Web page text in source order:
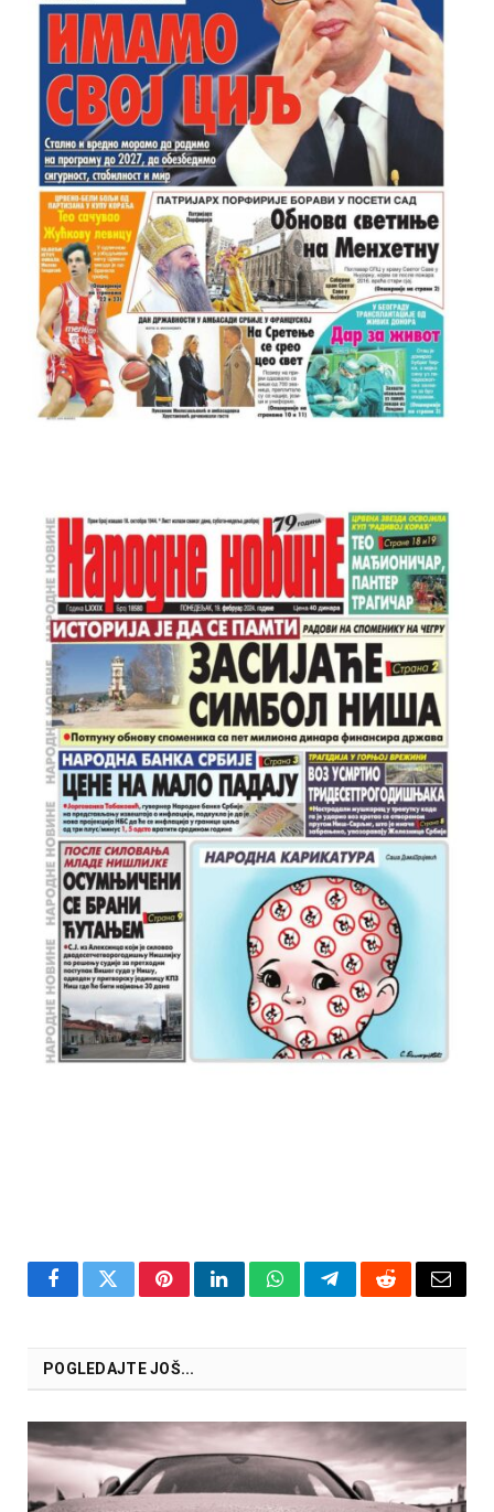
FacebookTwitterPinterestLinkedInWhatsAppTelegramRedditEmail
POGLEDAJTE JOŠ...